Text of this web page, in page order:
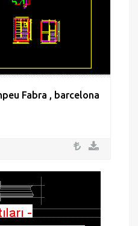
Fabra , barcelona